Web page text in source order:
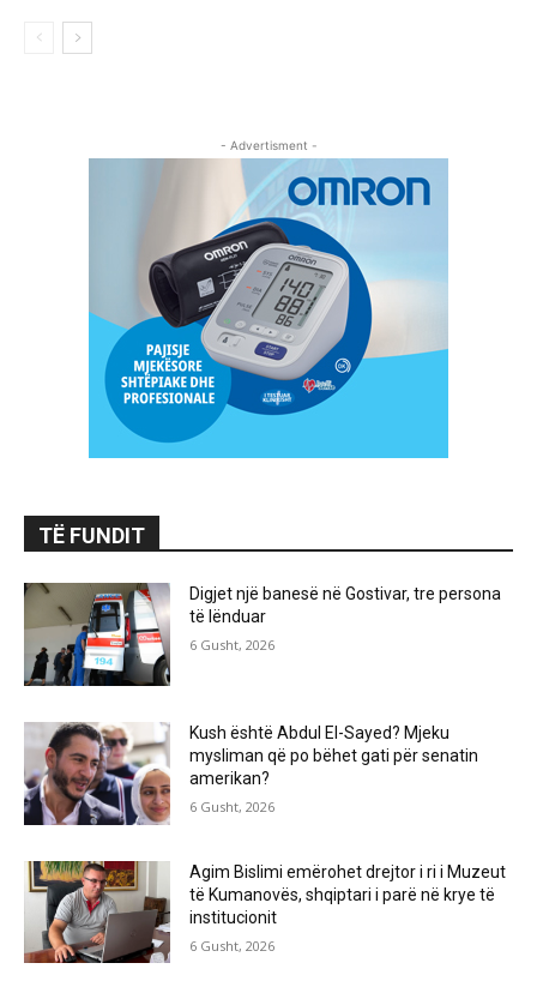
- Advertisment -
TË FUNDIT
Digjet një banesë në Gostivar, tre persona
të lënduar
6 Gusht, 2026
Kush është Abdul El-Sayed? Mjeku
mysliman që po bëhet gati për senatin
amerikan?
6 Gusht, 2026
Agim Bislimi emërohet drejtor i ri i Muzeut
të Kumanovës, shqiptari i parë në krye të
institucionit
6 Gusht, 2026